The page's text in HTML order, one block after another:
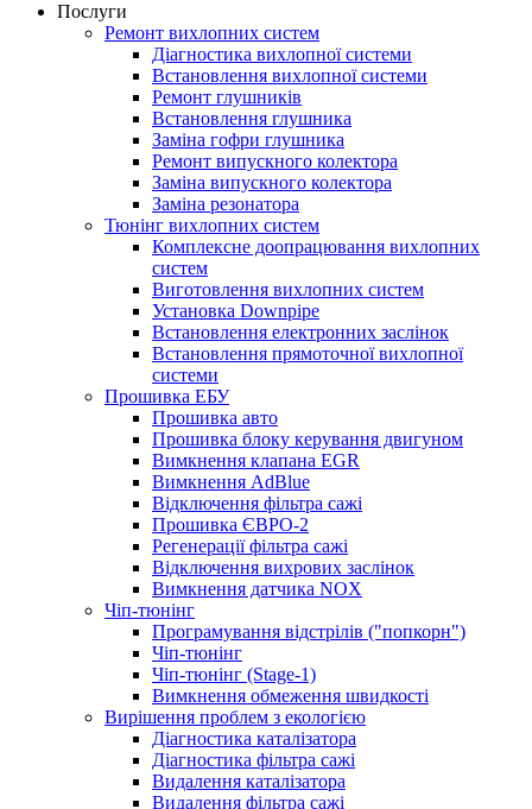
Послуги
Ремонт вихлопних систем
Діагностика вихлопної системи
Встановлення вихлопної системи
Ремонт глушників
Встановлення глушника
Заміна гофри глушника
Ремонт випускного колектора
Заміна випускного колектора
Заміна резонатора
Тюнінг вихлопних систем
Комплексне доопрацювання вихлопних
систем
Виготовлення вихлопних систем
Установка Downpipe
Встановлення електронних заслінок
Встановлення прямоточної вихлопної
системи
Прошивка ЕБУ
Прошивка авто
Прошивка блоку керування двигуном
Вимкнення клапана EGR
Вимкнення AdBlue
Відключення фільтра сажі
Прошивка ЄВРО-2
Регенерації фільтра сажі
Відключення вихрових заслінок
Вимкнення датчика NOX
Чіп-тюнінг
Програмування відстрілів ("попкорн")
Чіп-тюнінг
Чіп-тюнінг (Stage-1)
Вимкнення обмеження швидкості
Вирішення проблем з екологією
Діагностика каталізатора
Діагностика фільтра сажі
Видалення каталізатора
Видалення фільтра сажі